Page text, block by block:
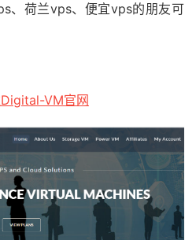
、荷兰vps、便宜vps的朋友可
VM官网